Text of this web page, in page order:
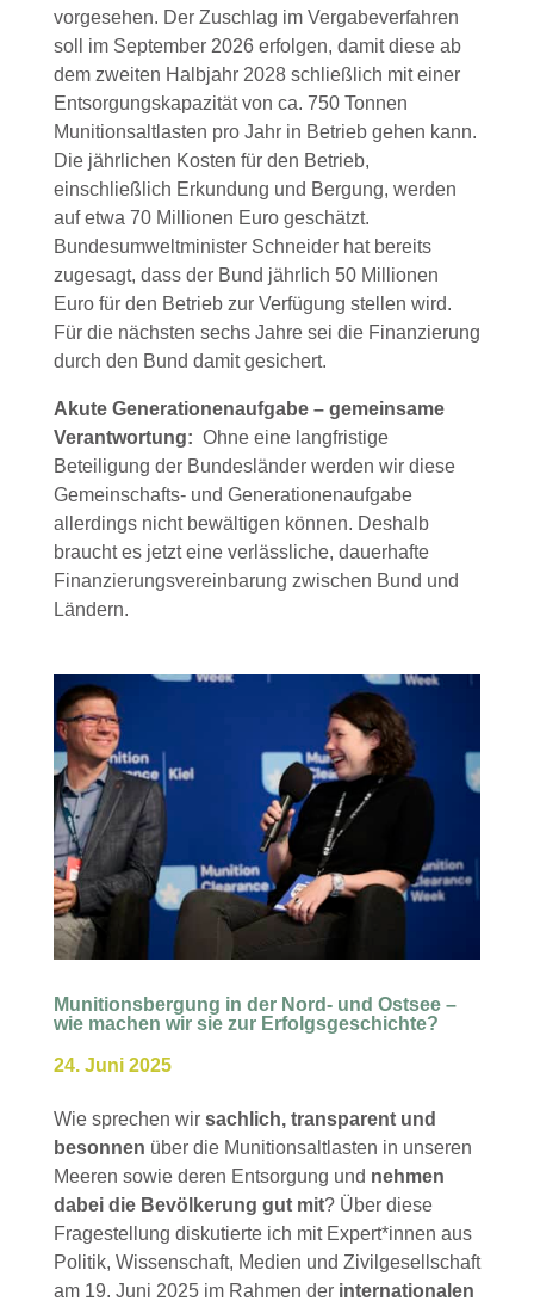
vorgesehen. Der Zuschlag im Vergabeverfahren
soll im September 2026 erfolgen, damit diese ab
dem zweiten Halbjahr 2028 schließlich mit einer
Entsorgungskapazität von ca. 750 Tonnen
Munitionsaltlasten pro Jahr in Betrieb gehen kann.
Die jährlichen Kosten für den Betrieb,
einschließlich Erkundung und Bergung, werden
auf etwa 70 Millionen Euro geschätzt.
Bundesumweltminister Schneider hat bereits
zugesagt, dass der Bund jährlich 50 Millionen
Euro für den Betrieb zur Verfügung stellen wird.
Für die nächsten sechs Jahre sei die Finanzierung
durch den Bund damit gesichert.
Akute Generationenaufgabe – gemeinsame
Verantwortung: Ohne eine langfristige
Beteiligung der Bundesländer werden wir diese
Gemeinschafts- und Generationenaufgabe
allerdings nicht bewältigen können. Deshalb
braucht es jetzt eine verlässliche, dauerhafte
Finanzierungsvereinbarung zwischen Bund und
Ländern.
Munitionsbergung in der Nord- und Ostsee –
wie machen wir sie zur Erfolgsgeschichte?
24. Juni 2025
Wie sprechen wir sachlich, transparent und
besonnen über die Munitionsaltlasten in unseren
Meeren sowie deren Entsorgung und nehmen
dabei die Bevölkerung gut mit? Über diese
Fragestellung diskutierte ich mit Expert*innen aus
Politik, Wissenschaft, Medien und Zivilgesellschaft
am 19. Juni 2025 im Rahmen der internationalen